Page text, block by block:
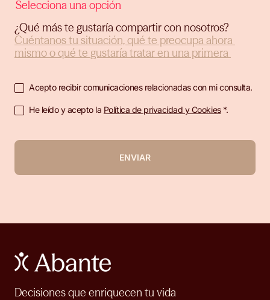
¿Qué más te gustaría compartir con nosotros?
Acepto recibir comunicaciones relacionadas con mi consulta.
He leído y acepto la Política de privacidad y Cookies*.
ENVIAR
Decisiones que enriquecen tu vida